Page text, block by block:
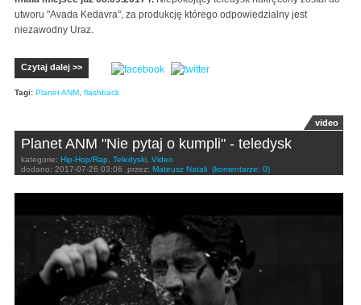
utworu "Avada Kedavra", za produkcję którego odpowiedzialny jest
niezawodny Uraz.
Czytaj dalej >>
Tagi: Planet ANM flashback
video
Planet ANM "Nie pytaj o kumpli" - teledysk
kategorie: Hip-Hop/Rap Teledyski Video
dodano: 2017-07-26 03:06 przez: Mateusz Natali (komentarze: 0)